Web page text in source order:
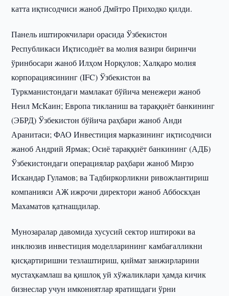
катта иқтисодчиси жаноб Дмйтро Приходко қилди.
Панель иштирокчилари орасида Ўзбекистон
Республикаси Иқтисодиёт ва молия вазири биринчи
ўринбосари жаноб Илҳом Норқулов; Халқаро молия
корпорациясининг (IFC) Ўзбекистон ва
Туркманистондаги мамлакат бўйича менежери жаноб
Неил МсКаин; Европа тикланиш ва тараққиёт банкининг
(ЭБРД) Ўзбекистон бўйича раҳбари жаноб Анди
Аранитаси; ФАО Инвестиция марказининг иқтисодчиси
жаноб Андрий Ярмак; Осиё тараққиёт банкининг (АДБ)
Ўзбекистондаги операциялар раҳбари жаноб Мирзо
Искандар Гуламов; ва Тадбиркорликни ривожлантириш
компанияси АЖ ижрочи директори жаноб Аббоскҳан
Махаматов қатнашдилар.
Мунозаралар давомида хусусий сектор иштироки ва
инклюзив инвестиция моделларининг камбағалликни
қисқартиришни тезлаштириш, қиймат занжирларини
мустаҳкамлаш ва қишлоқ уй хўжаликлари ҳамда кичик
бизнеслар учун имкониятлар яратишдаги ўрни